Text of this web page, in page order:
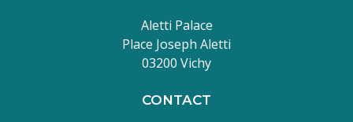
Aletti Palace
Place Joseph Aletti
03200 Vichy
CONTACT